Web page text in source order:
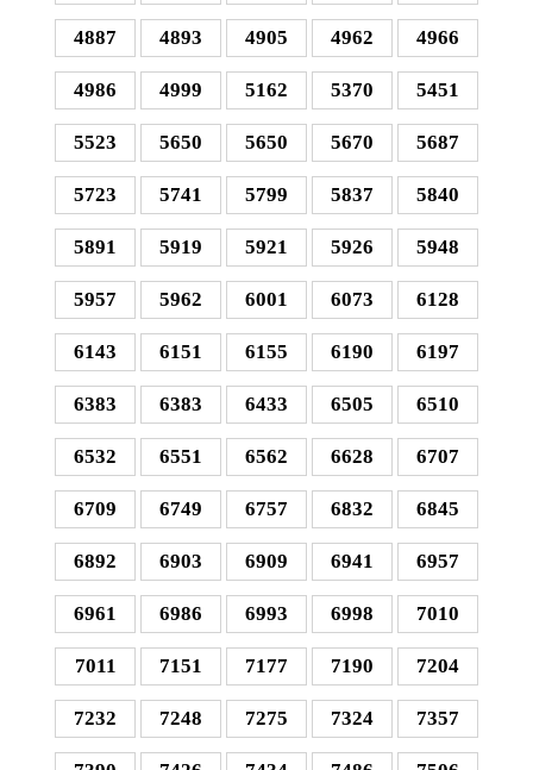
4887 4893 4905 4962 4966
4986 4999 5162 5370 5451
5523 5650 5650 5670 5687
5723 5741 5799 5837 5840
5891 5919 5921 5926 5948
5957 5962 6001 6073 6128
6143 6151 6155 6190 6197
6383 6383 6433 6505 6510
6532 6551 6562 6628 6707
6709 6749 6757 6832 6845
6892 6903 6909 6941 6957
6961 6986 6993 6998 7010
7011 7151 7177 7190 7204
7232 7248 7275 7324 7357